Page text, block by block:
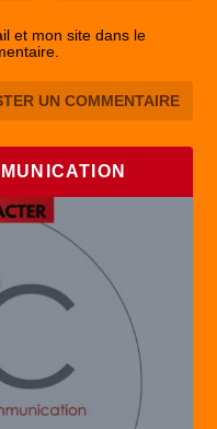
et mon site dans le